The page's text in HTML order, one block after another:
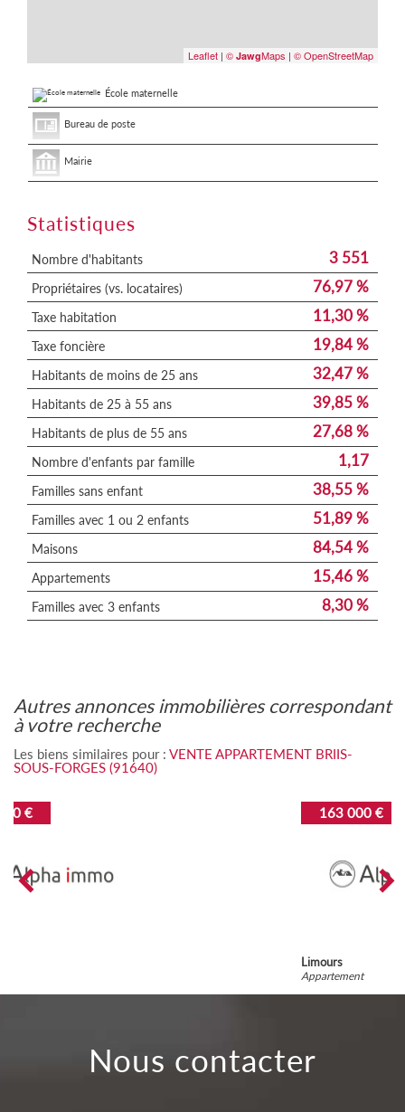
Leaflet | © JawgMaps | © OpenStreetMap
École maternelle
Bureau de poste
Mairie
Statistiques
Nombre d'habitants 3 551
Propriétaires (vs. locataires) 76,97 %
Taxe habitation 11,30 %
Taxe foncière 19,84 %
Habitants de moins de 25 ans 32,47 %
Habitants de 25 à 55 ans 39,85 %
Habitants de plus de 55 ans 27,68 %
Nombre d'enfants par famille 1,17
Familles sans enfant 38,55 %
Familles avec 1 ou 2 enfants 51,89 %
Maisons 84,54 %
Appartements 15,46 %
Familles avec 3 enfants 8,30 %
autres annonces immobilières correspondant
à votre recherche
Les biens similaires pour : VENTE APPARTEMENT BRIIS-
SOUS-FORGES (91640)
nous contacter